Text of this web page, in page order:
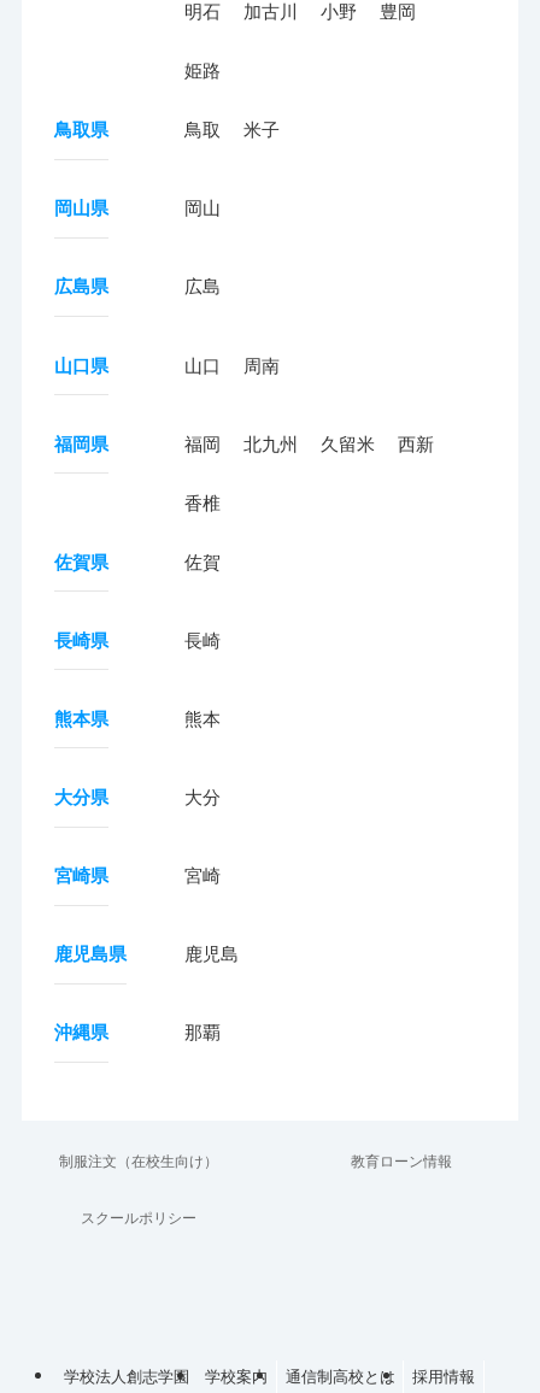
明石 加古川 小野 豊岡
姫路
鳥取県 鳥取 米子
岡山県 岡山
広島県 広島
山口県 山口 周南
福岡県 福岡 北九州 久留米 西新
香椎
佐賀県 佐賀
長崎県 長崎
熊本県 熊本
大分県 大分
宮崎県 宮崎
鹿児島県 鹿児島
沖縄県 那覇
制服注文（在校生向け） 教育ローン情報
スクールポリシー
学校法人創志学園 学校案内 通信制高校とは 採用情報